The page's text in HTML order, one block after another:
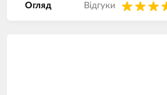
Огляд Вiдгуки